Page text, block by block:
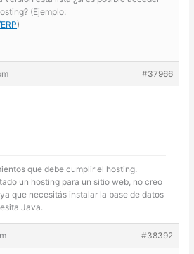
(Ejemplo:
)
#37966
que debe cumplir el hosting.
un hosting para un sitio web, no creo
que necesitás instalar la base de datos
Java.
#38392